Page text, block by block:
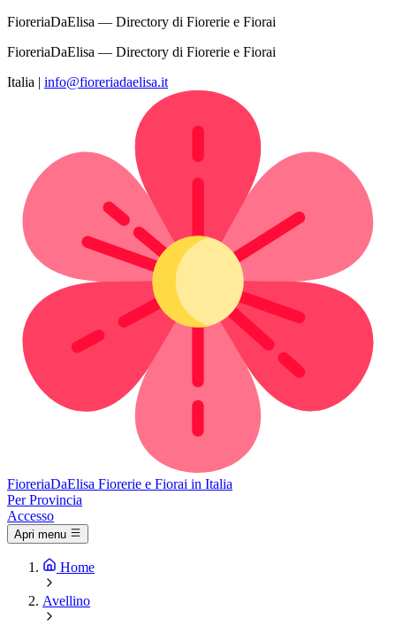
FioreriaDaElisa — Directory di Fiorerie e Fiorai
FioreriaDaElisa — Directory di Fiorerie e Fiorai
Italia | info@fioreriadaelisa.it
FioreriaDaElisa Fiorerie e Fiorai in Italia
Per Provincia
Accesso
Apri menu
Home
Avellino